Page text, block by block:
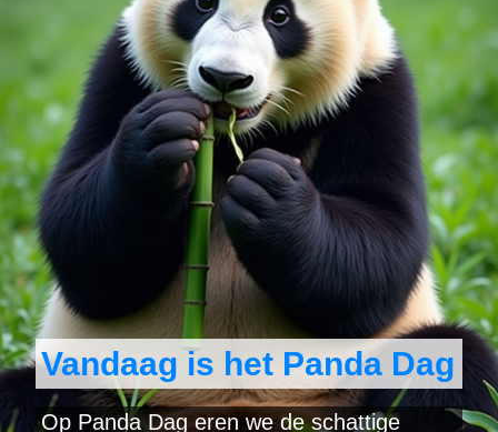
Vandaag is het Panda Dag
Op Panda Dag eren we de schattige